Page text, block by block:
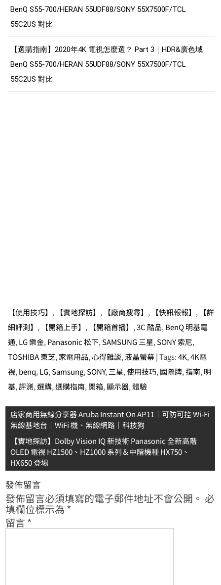
BenQ S55-700/HERAN 55UDF88/SONY 55X7500F/TCL
55C2US 對比
【選購指南】2020年4K 電視怎麼選？ Part 3｜HDR&廣色域
BenQ S55-700/HERAN 55UDF88/SONY 55X7500F/TCL
55C2US 對比
【使用技巧】 , 【實地探訪】 , 【廠商搜尋】 , 【快訊報報】 ,
【詳
細評測】 , 【開箱上手】 , 【開箱首播】 ,3C 酷品, BenQ 明基電
通, LG 樂金, Panasonic 松下, SAMSUNG 三星, SONY 索尼,
TOSHIBA 東芝, 家電用品,心得雜談,液晶螢幕| Tags:4K,4K電
視, benq, LG, Samsung, SONY, 三星,使用技巧, 國際牌,指南, 明
基,評測,選購,選購指南, 開箱,顯示器,體驗
文
章
導
覽
店家商用無線分享器 Aruba Instant On AP11｜可防可控 Wi-Fi
無線基地台｜WiFi 機、無線網路｜科技狗
【實地探訪】Dolby Vision IQ 新技術 Panasonic 全新高階
OLED 電視 HZ1500、HZ1000 系列＆中階機種 HX750、
HX650 登場
發佈留言
發佈留言必須填寫的電子郵件地址不會公開。 必
填欄位標示為 *
留言 *